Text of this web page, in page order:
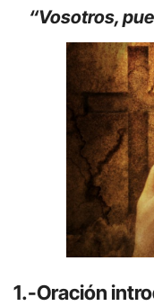
“Vosotros,
1.-Oración